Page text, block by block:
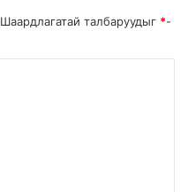
Шаардлагатай талбаруудыг *-